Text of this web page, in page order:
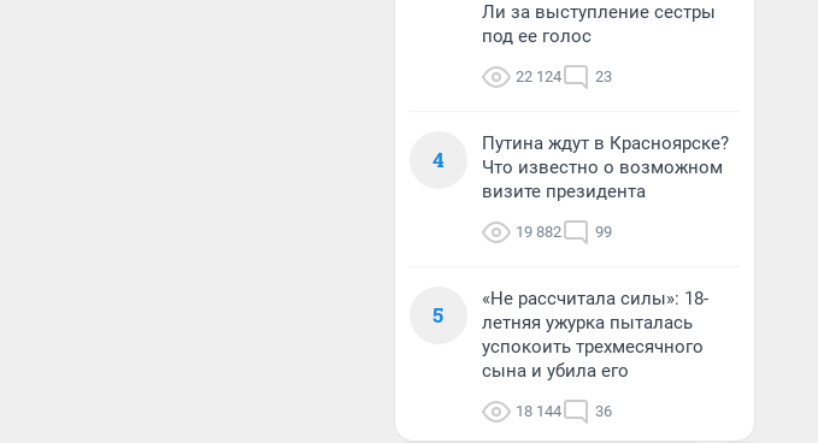
Ли за выступление сестры
под ее голос
22 124 23
4
Путина ждут в Красноярске?
Что известно о возможном
визите президента
19 882 99
5
«Не рассчитала силы»: 18-
летняя ужурка пыталась
успокоить трехмесячного
сына и убила его
18 144 36